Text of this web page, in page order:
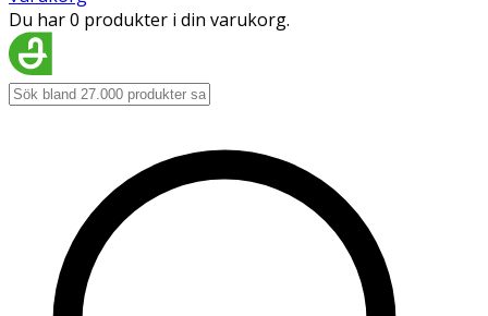
Du har 0 produkter i din varukorg.